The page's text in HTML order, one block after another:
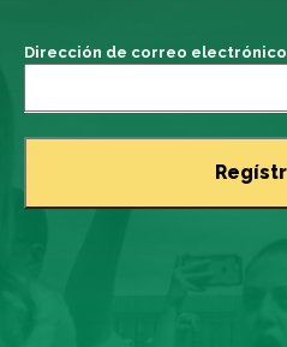
Dirección de correo electrónico